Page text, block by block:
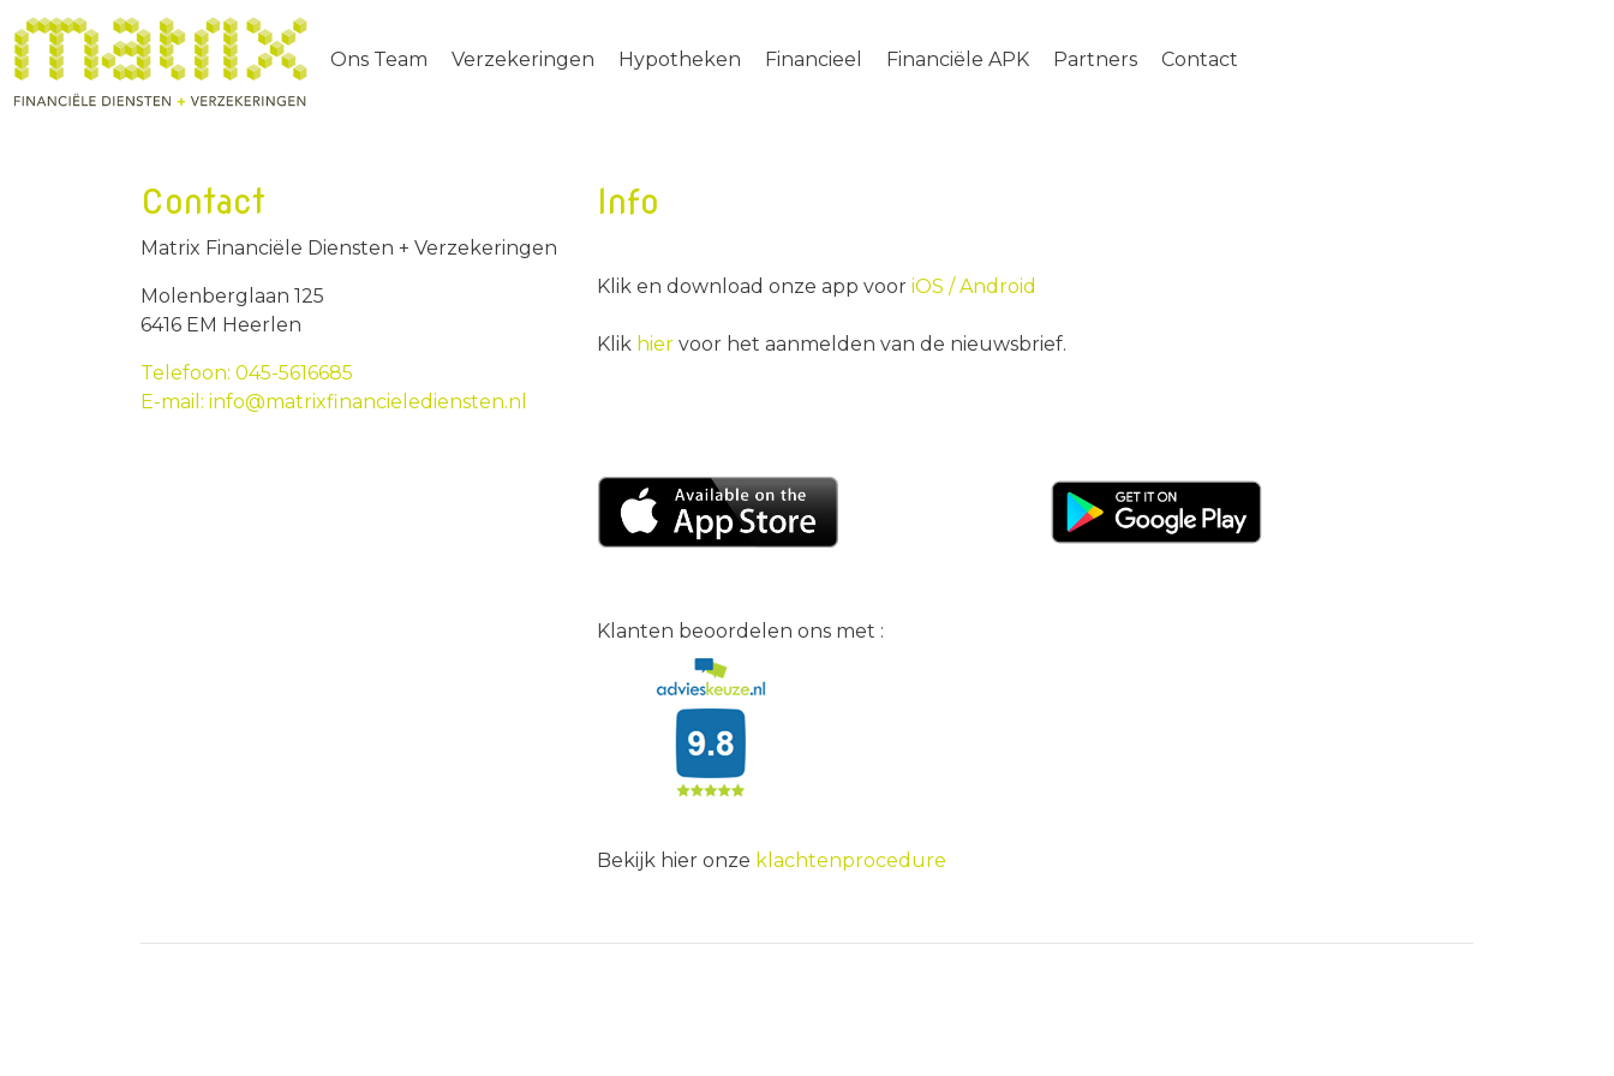
Ons Team Verzekeringen Hypotheken Financieel Financiële APK Partners Contact
Contact
Matrix Financiële Diensten + Verzekeringen
Molenberglaan 125
6416 EM Heerlen
Telefoon: 045-5616685
E-mail: info@matrixfinancielediensten.nl
Info
Klik en download onze app voor iOS /Android
Klik hier voor het aanmelden van de nieuwsbrief.
Klanten beoordelen ons met :
Bekijk hier onze klachtenprocedure